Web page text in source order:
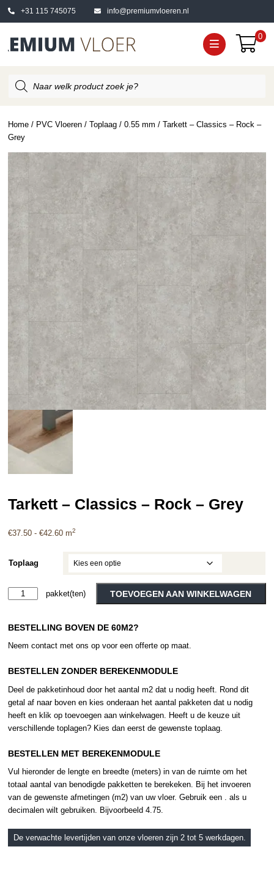
+31 115 745075 info@premiumvloeren.nl
0
zoeken
Home / PVC Vloeren /Toplaag /0.55 mm / Tarkett – Classics – Rock –
Grey
Tarkett – Classics – Rock – Grey
€37.50 - €42.60Prijsklasse:
m2
Toplaag
Tarkett
-
Rock
Grey
TOEVOEGEN AAN WINKELWAGEN
BESTELLING BOVEN DE 60M2?
Neem contact met ons op voor een offerte op maat.
BESTELLEN ZONDER BEREKENMODULE
Deel de pakketinhoud door het aantal m2 dat u nodig heeft. Rond dit
getal af naar boven en kies onderaan het aantal pakketen dat u nodig
heeft en klik op toevoegen aan winkelwagen. Heeft u de keuze uit
verschillende toplagen? Kies dan eerst de gewenste toplaag.
BESTELLEN MET BEREKENMODULE
Vul hieronder de lengte en breedte (meters) in van de ruimte om het
totaal aantal van benodigde pakketten te berekeken. Bij het invoeren
van de gewenste afmetingen (m2) van uw vloer. Gebruik een . als u
decimalen wilt gebruiken. Bijvoorbeeld 4.75.
De verwachte levertijden van onze vloeren zijn 2 tot 5 werkdagen.